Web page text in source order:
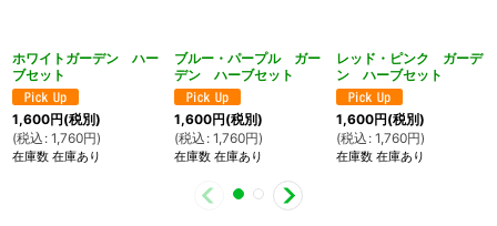
ホワイトガーデン ハー
ブセット
1,600円(税別)
(税込 : 1,760円)
在庫数 在庫あり
ブルー・パープル ガー
デン ハーブセット
1,600円(税別)
(税込 : 1,760円)
在庫数 在庫あり
レッド・ピンク ガーデ
ン ハーブセット
1,600円(税別)
(税込 : 1,760円)
在庫数 在庫あり